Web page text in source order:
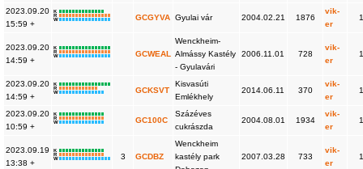
2023.09.20
15:59 +
K
R
W
GCGYVA Gyulai vár 2004.02.21 1876
vik-
er
2023.09.20
14:59 +
K
R
W
GCWEAL
Wenckheim-
Almássy Kastély
- Gyulavári
2006.11.01 728
vik-
er
2023.09.20
14:59 +
K
R
W
GCKSVT
Kisvasúti
Emlékhely
2014.06.11 370
vik-
er
2023.09.20
10:59 +
K
R
W
GC100C
Százéves
cukrászda
2004.08.01 1934
vik-
er
2023.09.19
13:38 +
K
R
W
3 GCDBZ
Wenckheim
kastély park
2007.03.28 733
vik-
er